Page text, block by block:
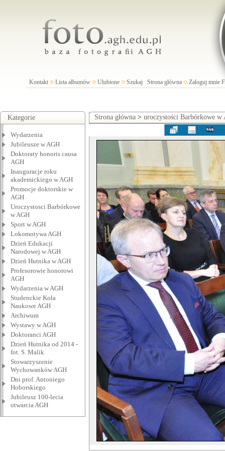
Kontakt Lista albumów Ulubione Szukaj Strona główna Zaloguj mnie
Kategorie
Wydarzenia
Jubileusze w AGH
Doktoraty honoris causa
AGH
Inauguracje roku
akademickiego w AGH
Promocje doktorskie w
AGH
Uroczystosci Barbórkowe
w AGH
Sport w AGH
Lokomotywa AGH
Dzień Edukacji
Narodowej w AGH
Dzień Hutnika w AGH
Profesorowie honorowi
AGH
Wydarzenia w AGH
Studenckie Koła
Naukowe AGH
Archiwum
Wystawy w AGH
Doktoranci AGH
Dzień Hutnika od 2014 -
fot. S. Malik
Stowarzyszenie
Wychowanków AGH
Dni prof. Antoniego
Hoborskiego
Jubileusz 100-lecia
otwarcia AGH
Strona główna > uroczystości Barbórkowe w